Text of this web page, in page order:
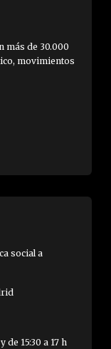
más de 30.000
movimientos
social a
de 15:30 a 17 h